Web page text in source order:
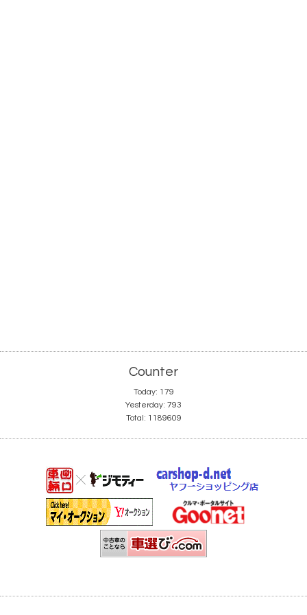
Counter
Today: 179
Yesterday: 793
Total: 1189609